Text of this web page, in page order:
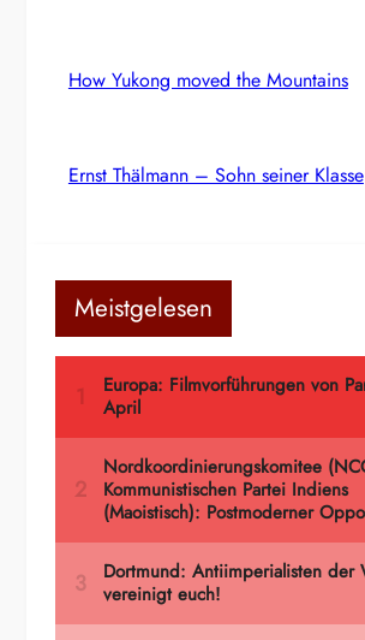
How Yukong moved the Mountains
Ernst Thälmann – Sohn seiner Klasse
Meistgelesen